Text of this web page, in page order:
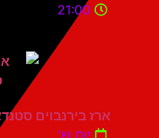
21:00
ארז בירנבוים סטנדאפ
יום ש'